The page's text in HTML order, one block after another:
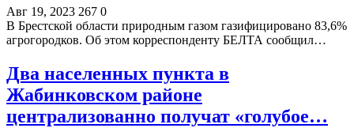
Авг 19, 2023 267 0
В Брестской области природным газом газифицировано 83,6%
агрогородков. Об этом корреспонденту БЕЛТА сообщил…
Два населенных пункта в
Жабинковском районе
централизованно получат «голубое…